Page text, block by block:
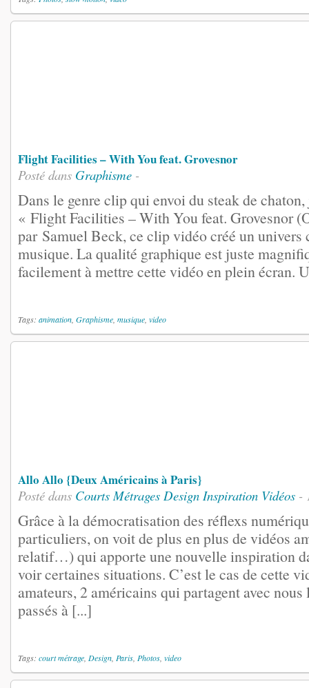
Flight Facilities – With You feat. Grovesnor
Posté dans Graphisme -
Dans le genre clip qui envoi du steak de
« Flight Facilities – With You feat. Grovesnor
par Samuel Beck, ce clip vidéo créé un univers
musique. La qualité graphique est juste
facilement à mettre cette vidéo en plein écran.
Tags: animation Graphisme musique video
Allo Allo {Deux Américains à Paris}
Posté dans Courts Métrages Design Inspiration Vidéos -
Grâce à la démocratisation des réflexs
particuliers, on voit de plus en plus de vidéos
relatif…) qui apporte une nouvelle inspiration
voir certaines situations. C’est le cas de cette
amateurs, 2 américains qui partagent avec
passés à [...]
Tags: court métrage Design Paris Photos video